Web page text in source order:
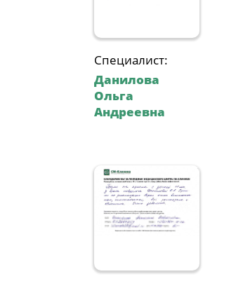
Специалист:
Данилова
Ольга
Андреевна